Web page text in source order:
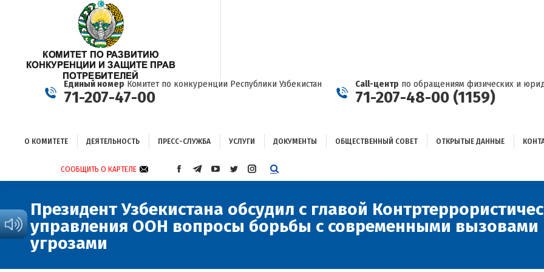
Единый номер Комитет по конкуренции Республики Узбекистан
71-207-47-00
Call-центр по обращениям физических и
71-207-48-00 (1159)
О КОМИТЕТЕ ДЕЯТЕЛЬНОСТЬ ПРЕСС-СЛУЖБА УСЛУГИ ДОКУМЕНТЫ ОБЩЕСТВЕННЫЙ СОВЕТ ОТКРЫТЫЕ ДАННЫЕ
СООБЩИТЬ О КАРТЕЛЕ
СТРАНИЦА
В
НОВОМ
ОКНЕ
СТРАНИЦА
В
НОВОМ
ОКНЕ
СТРАНИЦА
В
НОВОМ
ОКНЕ
СТРАНИЦА
В
НОВОМ
ОКНЕ
СТРАНИЦА
В
НОВОМ
ОКНЕ
Президент Узбекистана обсудил с главой
управления ООН вопросы борьбы с современными вызовами
угрозами
О КОМИТЕТЕ ДЕЯТЕЛЬНОСТЬ